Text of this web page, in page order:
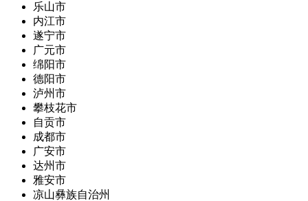
乐山市
内江市
遂宁市
广元市
绵阳市
德阳市
泸州市
攀枝花市
自贡市
成都市
广安市
达州市
雅安市
凉山彝族自治州